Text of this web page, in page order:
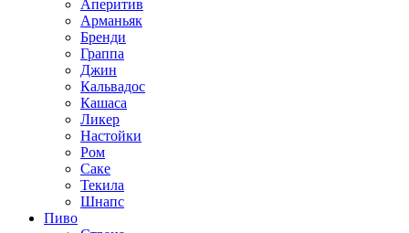
Аперитив
Арманьяк
Бренди
Граппа
Джин
Кальвадос
Кашаса
Ликер
Настойки
Ром
Саке
Текила
Шнапс
Пиво